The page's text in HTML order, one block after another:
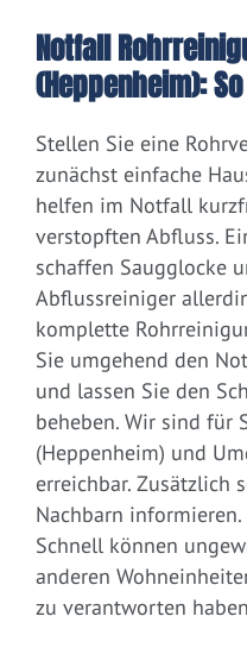
Notfall
(Heppenheim):
Stellen Sie eine
zunächst einfache
helfen im Notfall
verstopften Abfluss.
schaffen Saugglocke
Abflussreiniger
komplette
Sie umgehend den
und lassen Sie den
beheben. Wir sind für
(Heppenheim) und
erreichbar. Zusätzlich
Nachbarn informieren.
Schnell können
anderen
zu verantworten